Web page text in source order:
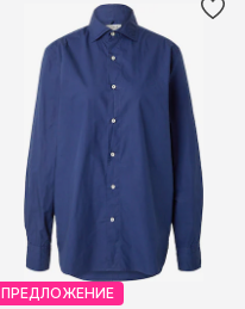
ПРЕДЛОЖЕНИЕ